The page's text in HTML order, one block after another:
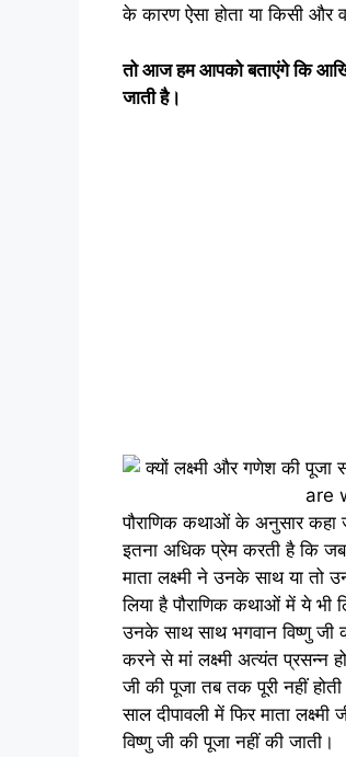
के कारण ऐसा होता या किसी और
तो आज हम आपको बताएंगे कि
जाती है।
पौराणिक कथाओं के अनुसार कहा
इतना अधिक प्रेम करती है कि
माता लक्ष्मी ने उनके साथ या तो
लिया है पौराणिक कथाओं में ये भी
उनके साथ साथ भगवान विष्णु जी
करने से मां लक्ष्मी अत्यंत प्रसन्न
जी की पूजा तब तक पूरी नहीं
साल दीपावली में फिर माता
विष्णु जी की पूजा नहीं की जाती।